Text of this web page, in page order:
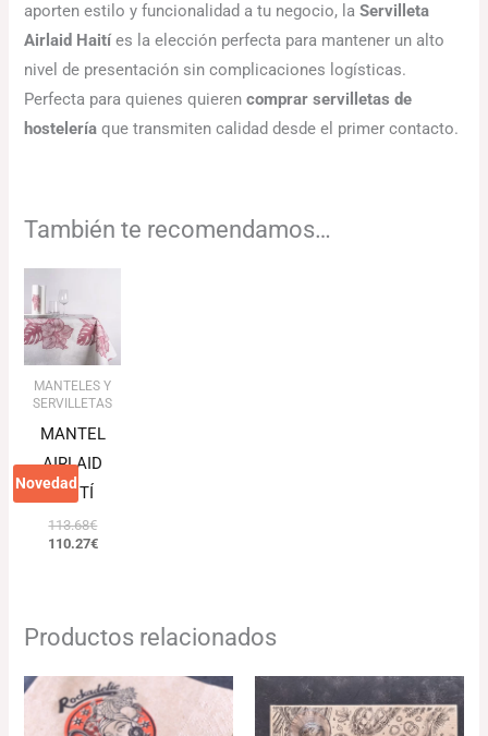
aporten estilo y funcionalidad a tu negocio, laServilleta
Airlaid Haití es la elección perfecta para mantener un alto
nivel de presentación sin complicaciones logísticas.
Perfecta para quienes quierencomprar servilletas de
hostelería que transmiten calidad desde el primer contacto.
También te recomendamos…
Novedad
MANTELES Y
SERVILLETAS
MANTEL
AIRLAID
HAITÍ
113.68€
era:
113.68€.
110.27€
es:
110.27€.
Productos relacionados